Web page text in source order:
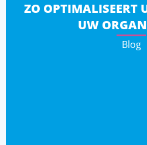
ZO OPTIMALISEERT
UW
Blog